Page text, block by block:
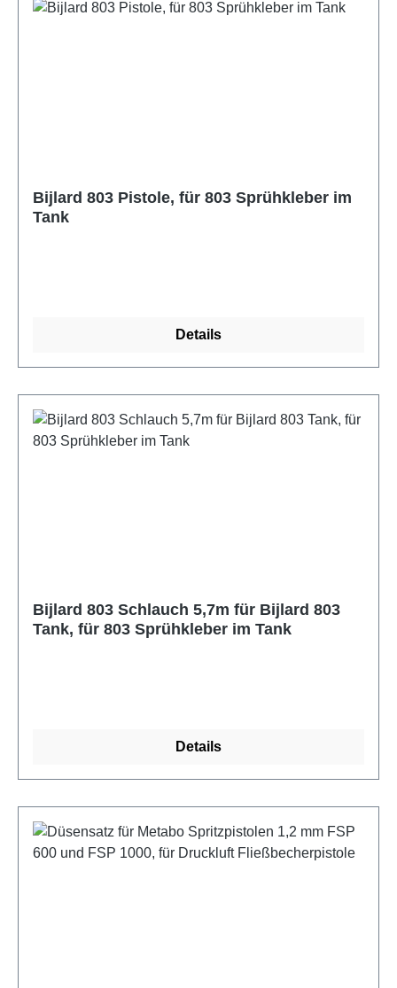
Bijlard 803 Pistole, für 803 Sprühkleber im
Tank
Details
Bijlard 803 Schlauch 5,7m für Bijlard 803
Tank, für 803 Sprühkleber im Tank
Details